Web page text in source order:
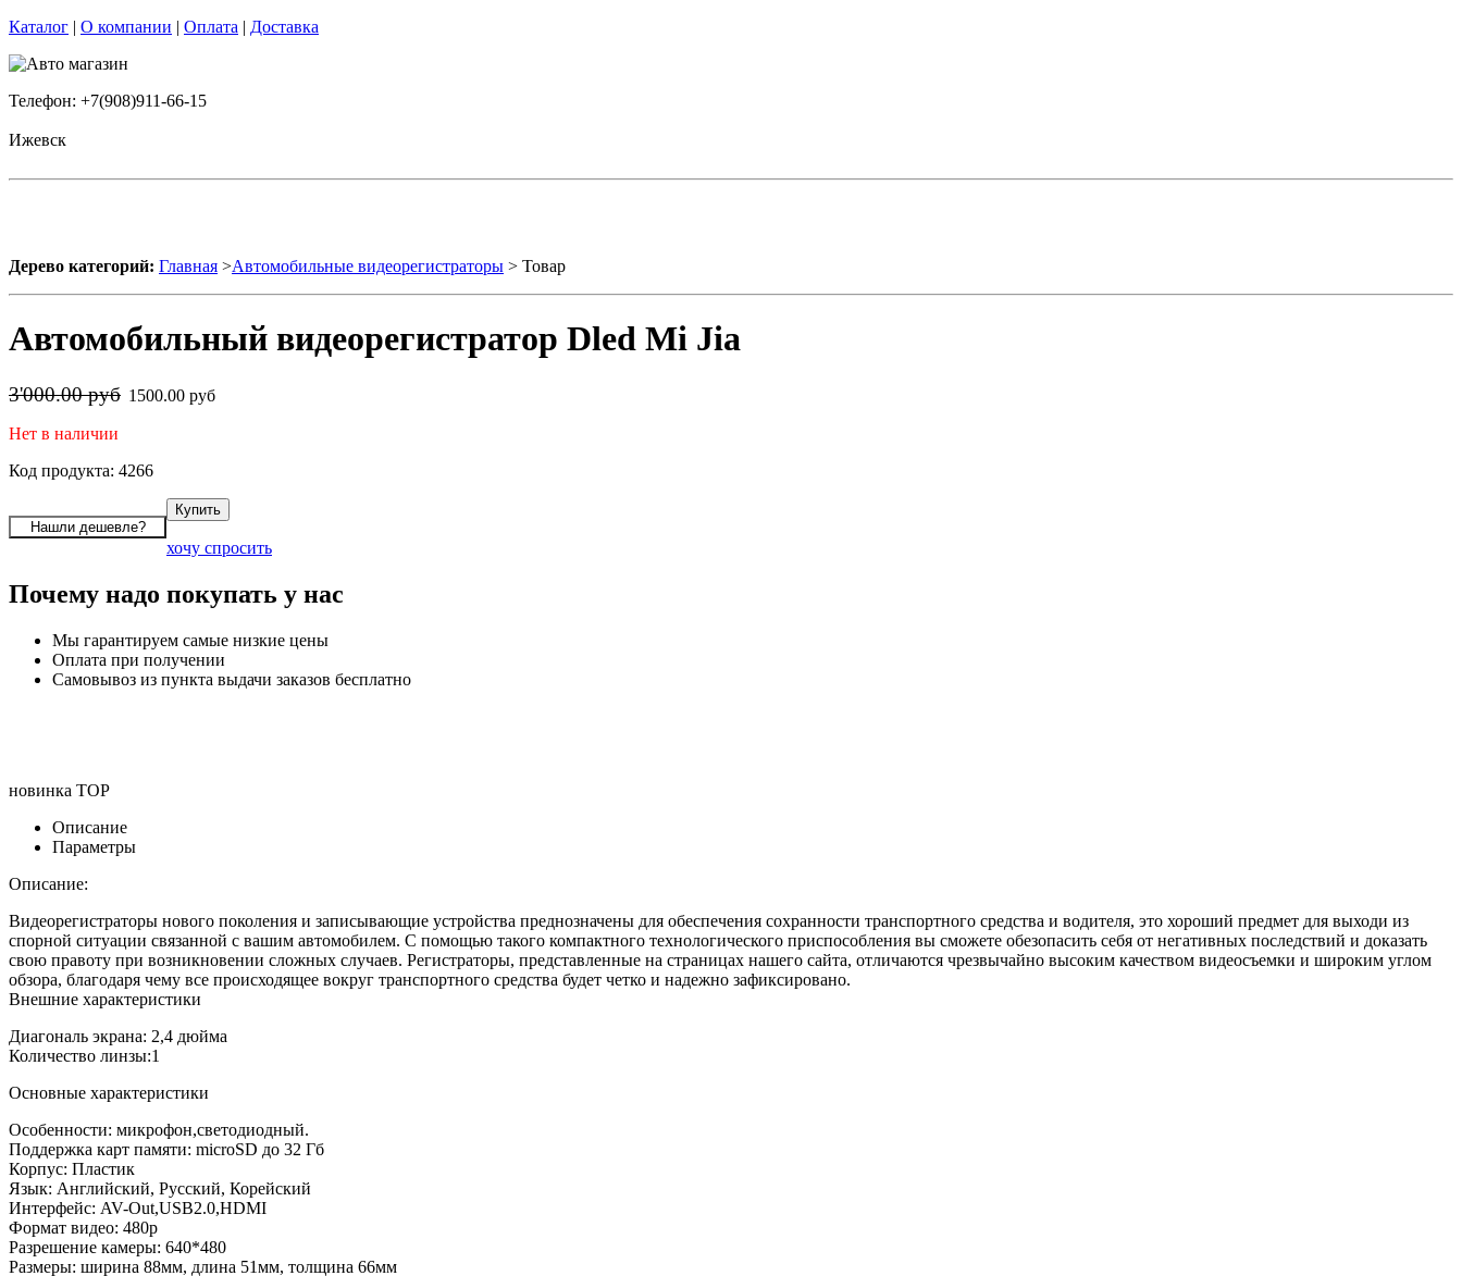
Каталог | О компании | Оплата | Доставка
Телефон: +7(908)911-66-15
Ижевск
Дерево категорий: Главная >Автомобильные видеорегистраторы > Товар
Автомобильный видеорегистратор Dled Mi Jia
3'000.00 руб 1500.00 руб
Нет в наличии
Код продукта: 4266
хочу спросить
Почему надо покупать у нас
Мы гарантируем самые низкие цены
Оплата при получении
Самовывоз из пункта выдачи заказов бесплатно
новинка TOP
Описание
Параметры
Описание:
Видеорегистраторы нового поколения и записывающие устройства преднозначены для обеспечения сохранности транспортного средства и водителя, это хороший предмет для выходи из
спорной ситуации связанной с вашим автомобилем. С помощью такого компактного технологического приспособления вы сможете обезопасить себя от негативных последствий и доказать
свою правоту при возникновении сложных случаев. Регистраторы, представленные на страницах нашего сайта, отличаются чрезвычайно высоким качеством видеосъемки и широким углом
обзора, благодаря чему все происходящее вокруг транспортного средства будет четко и надежно зафиксировано.
Внешние характеристики
Диагональ экрана: 2,4 дюйма
Количество линзы:1
Основные характеристики
Особенности: микрофон,светодиодный.
Поддержка карт памяти: microSD до 32 Гб
Корпус: Пластик
Язык: Английский, Русский, Корейский
Интерфейс: AV-Out,USB2.0,HDMI
Формат видео: 480p
Разрешение камеры: 640*480
Размеры: ширина 88мм, длина 51мм, толщина 66мм